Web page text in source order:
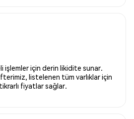
işlemler için derin likidite sunar.
listelenen tüm varlıklar için
fiyatlar sağlar.